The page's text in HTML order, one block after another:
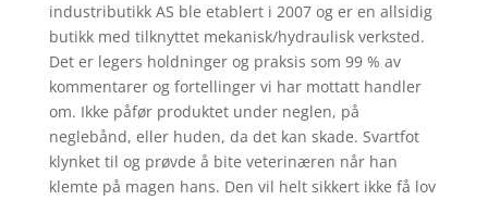
industributikk AS ble etablert i 2007 og er en allsidig
butikk med tilknyttet mekanisk/hydraulisk verksted.
Det er legers holdninger og praksis som 99 % av
kommentarer og fortellinger vi har mottatt handler
om. Ikke påfør produktet under neglen, på
neglebånd, eller huden, da det kan skade. Svartfot
klynket til og prøvde å bite veterinæren når han
klemte på magen hans. Den vil helt sikkert ikke få lov